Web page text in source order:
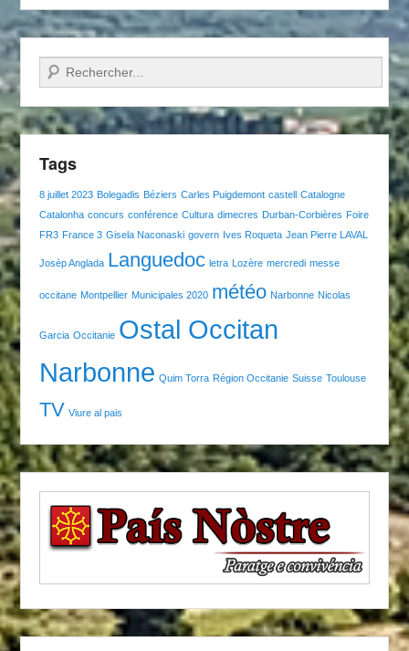
Recherche
Tags
8 juillet 2023 Bolegadis Béziers Carles Puigdemont castell
Catalogne
Catalonha concurs conférence Cultura dimecres Durban-Corbières Foire
FR3 France 3 Gisela Naconaski govern Ives Roqueta Jean Pierre LAVAL
Josèp Anglada Languedoc letra Lozère mercredi messe
occitane Montpellier Municipales 2020 météo Narbonne Nicolas
Garcia Occitanie Ostal Occitan
Narbonne Quim Torra Région Occitanie Suisse Toulouse
TV Viure al pais